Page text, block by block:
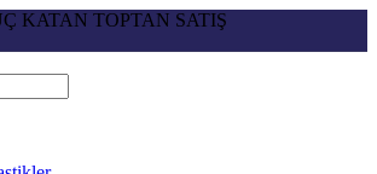
KATAN TOPTAN SATIŞ